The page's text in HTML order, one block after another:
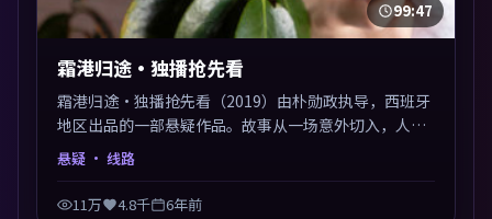
99:47
霜港归途·独播抢先看
霜港归途·独播抢先看（2019）由朴勋政执导，西班牙
地区出品的一部悬疑作品。故事从一场意外切入，人物
在道德与生存之间反复摇摆，叙事层层推进，情绪克制
溅。
悬疑 · 线路
11万 4.8千 6年前